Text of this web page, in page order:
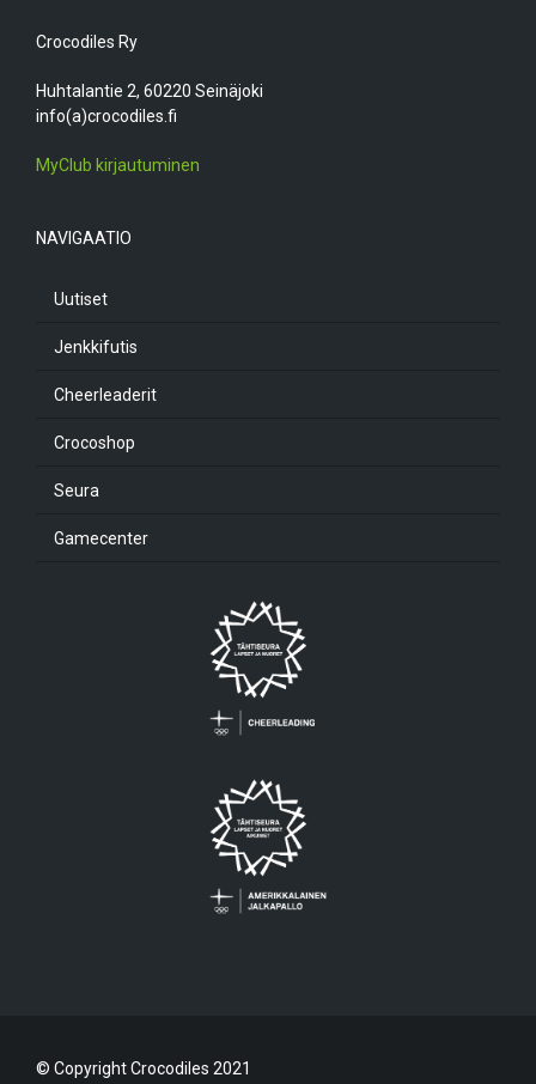
Crocodiles Ry
Huhtalantie 2, 60220 Seinäjoki
info(a)crocodiles.fi
MyClub kirjautuminen
NAVIGAATIO
Uutiset
Jenkkifutis
Cheerleaderit
Crocoshop
Seura
Gamecenter
© Copyright Crocodiles 2021